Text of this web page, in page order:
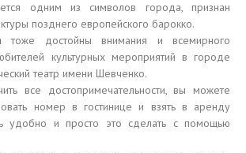
одним из символов города, признан
позднего европейского барокко.
тоже достойны внимания и всемирного
культурных мероприятий в городе
театр имени Шевченко.
все достопримечательности, вы можете
номер в гостинице и взять в аренду
удобно и просто это сделать с помощью